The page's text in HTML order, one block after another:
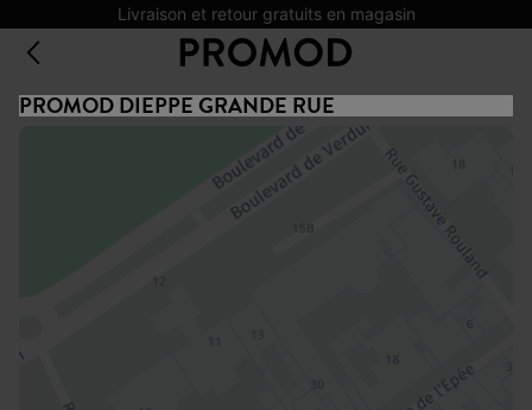
Livraison et retour gratuits en magasin
PROMOD DIEPPE GRANDE RUE